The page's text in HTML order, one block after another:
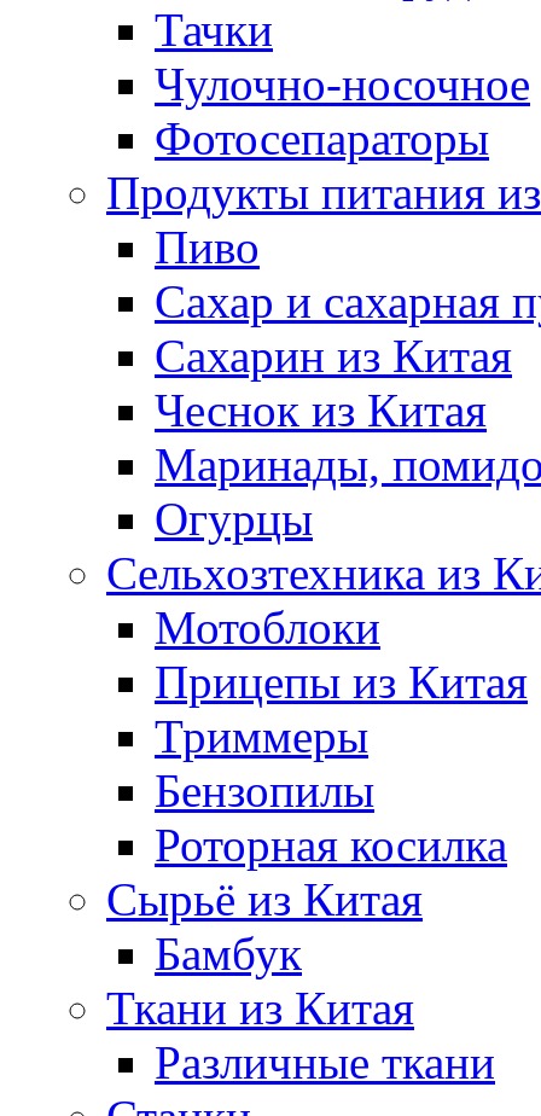
Тачки
Чулочно-носочное
Фотосепараторы
Продукты питания
Пиво
Сахар и сахарная
Сахарин из Китая
Чеснок из Китая
Маринады,
Огурцы
Сельхозтехника из
Мотоблоки
Прицепы из Китая
Триммеры
Бензопилы
Роторная косилка
Сырьё из Китая
Бамбук
Ткани из Китая
Различные ткани